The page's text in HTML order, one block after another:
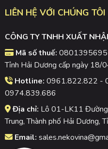
LIÊN HỆ VỚI CHÚNG TÔI
CÔNG TY TNHH XUẤT
Mã số thuế: 0801395695
Tỉnh Hải Dương cấp ngày 18/
Hotline: 0961.822.822 -
0974.839.686
Địa chỉ: Lô 01-LK11 Đường
Trung, Thành phố Hải Dương,
Email: